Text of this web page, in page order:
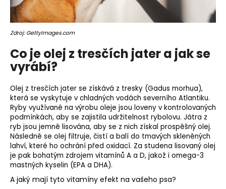
Zdroj: GettyImages.com
Co je olej z tresčích jater a jak se
vyrábí?
Olej z tresčích jater se získává z tresky (Gadus morhua),
která se vyskytuje v chladných vodách severního Atlantiku.
Ryby využívané na výrobu oleje jsou loveny v kontrolovaných
podmínkách, aby se zajistila udržitelnost rybolovu. Játra z
ryb jsou jemně lisována, aby se z nich získal prospěšný olej.
Následně se olej filtruje, čistí a balí do tmavých skleněných
lahví, které ho ochrání před oxidací. Za studena lisovaný olej
je pak bohatým zdrojem vitamínů A a D, jakož i omega-3
mastných kyselin (EPA a DHA).
A jaký mají tyto vitamíny efekt na vašeho psa?
u
č
u
e
m
e